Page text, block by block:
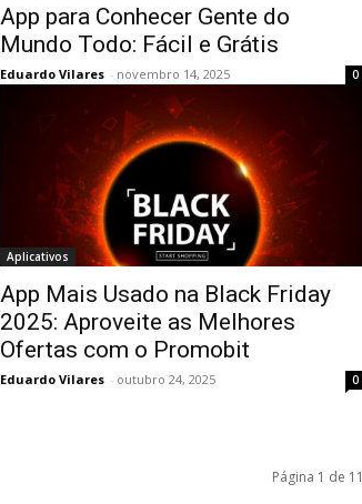
App para Conhecer Gente do
Mundo Todo: Fácil e Grátis
Eduardo Vilares - novembro 14, 2025 0
Aplicativos
App Mais Usado na Black Friday
2025: Aproveite as Melhores
Ofertas com o Promobit
Eduardo Vilares - outubro 24, 2025 0
Página 1 de 11